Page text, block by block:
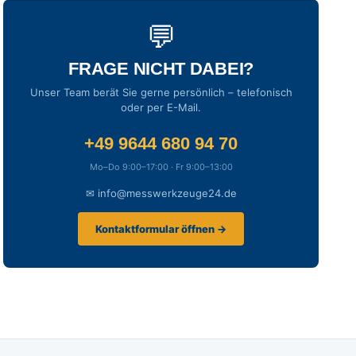
💬
FRAGE NICHT DABEI?
Unser Team berät Sie gerne persönlich – telefonisch
oder per E-Mail.
+49 9644 680 94 70
Mo–Do 9:00–17:00 · Fr 9:00–13:00
✉ info@messwerkzeuge24.de
Kontaktformular öffnen →